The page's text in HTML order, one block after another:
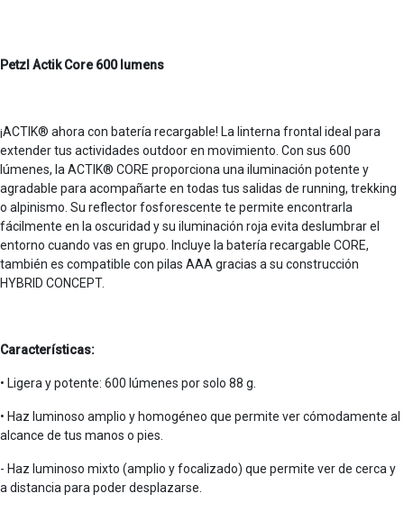
Petzl Actik Core 600 lumens
¡ACTIK® ahora con batería recargable! La linterna frontal ideal para
extender tus actividades outdoor en movimiento. Con sus 600
lúmenes, la ACTIK® CORE proporciona una iluminación potente y
agradable para acompañarte en todas tus salidas de running, trekking
o alpinismo. Su reflector fosforescente te permite encontrarla
fácilmente en la oscuridad y su iluminación roja evita deslumbrar el
entorno cuando vas en grupo. Incluye la batería recargable CORE,
también es compatible con pilas AAA gracias a su construcción
HYBRID CONCEPT.
Características:
• Ligera y potente: 600 lúmenes por solo 88 g.
• Haz luminoso amplio y homogéneo que permite ver cómodamente al
alcance de tus manos o pies.
- Haz luminoso mixto (amplio y focalizado) que permite ver de cerca y
a distancia para poder desplazarse.